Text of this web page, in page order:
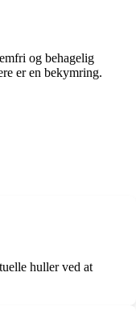
og behagelig
er en bekymring.
huller ved at